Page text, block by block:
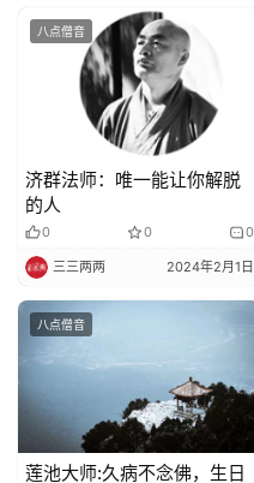
教
策
法
免
责
声
明
八点僧音
济群法师：唯一能让你解脱
的人
0 0 0
三三两两 2024年2月1日
八点僧音
莲池大师:久病不念佛，生日